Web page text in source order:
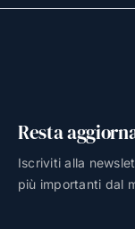
Resta
Iscriviti alla
più importanti dal